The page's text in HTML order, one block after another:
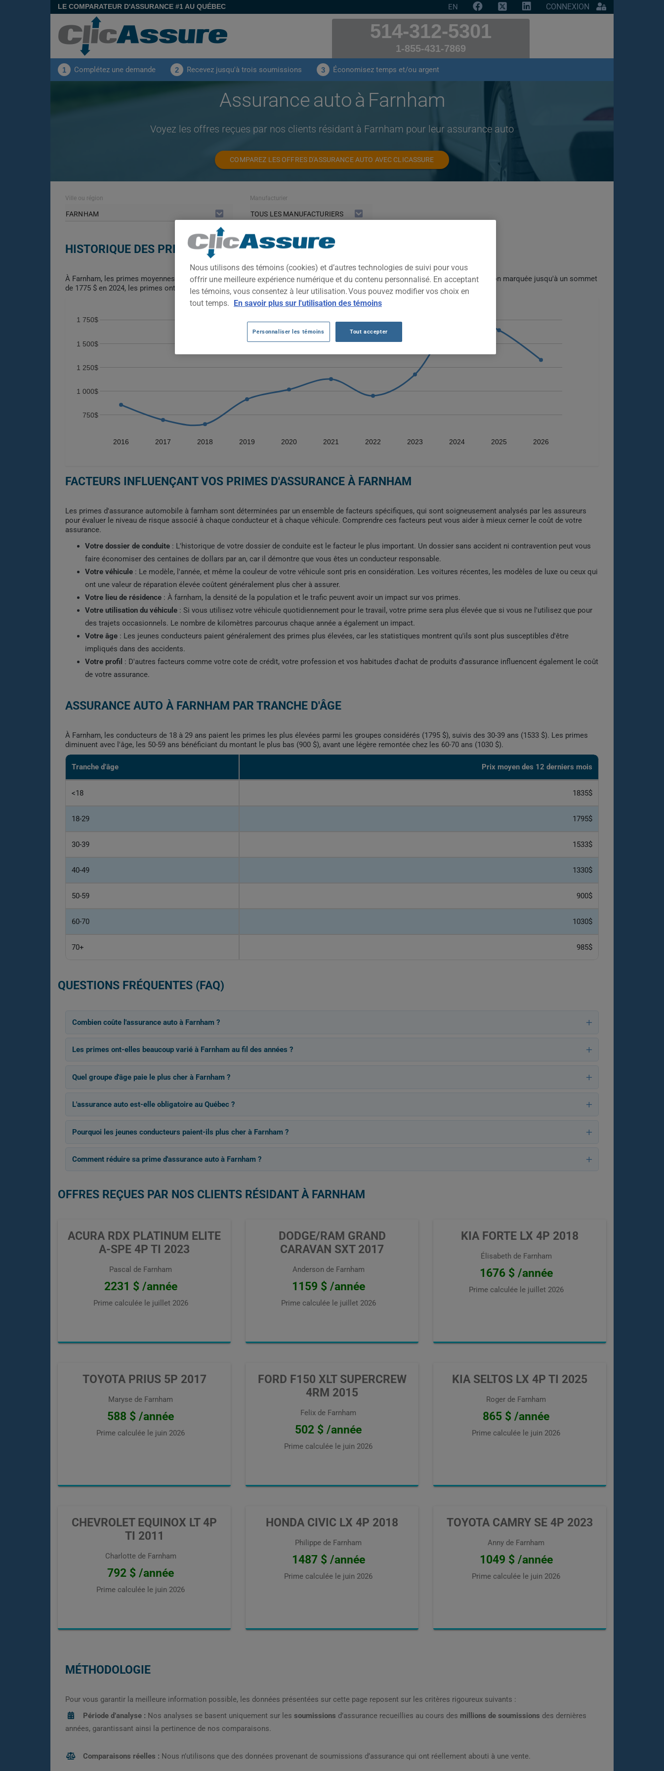
LE COMPARATEUR D'ASSURANCE #1 AU QUÉBEC EN CONNEXION
514-312-5301
1-855-431-7869
1 Complétez une demande 2 Recevez jusqu'à trois soumissions 3 Économisez temps et/ou argent
Assurance auto à Farnham
Voyez les offres reçues par nos clients résidant à Farnham pour leur assurance auto
COMPAREZ LES OFFRES D'ASSURANCE AUTO AVEC CLICASSURE
Ville ou région
FARNHAM
Manufacturier
TOUS LES MANUFACTURIERS
HISTORIQUE DES PRIMES ASSURANCES À FARNHAM (10 DERNIÈRES ANNÉES)
À Farnham, les primes moyennes d'assurance auto ont fluctué entre 2016 et 2026, passant de 858 $ à 1330 $. Après une progression marquée jusqu'à un sommet
de 1775 $ en 2024, les primes ont légèrement reculé pour s'établir à 1642 $ en 2025, puis à 1330 $ en 2026.
2016 2017 2018 2019 2020 2021 2022 2023 2024 2025 2026
750$
1 000$
1 250$
1 500$
1 750$
FACTEURS INFLUENÇANT VOS PRIMES D'ASSURANCE À FARNHAM
Les primes d'assurance automobile à farnham sont déterminées par un ensemble de facteurs spécifiques, qui sont soigneusement analysés par les assureurs
pour évaluer le niveau de risque associé à chaque conducteur et à chaque véhicule. Comprendre ces facteurs peut vous aider à mieux cerner le coût de votre
assurance.
Votre dossier de conduite : L'historique de votre dossier de conduite est le facteur le plus important. Un dossier sans accident ni contravention peut vous
faire économiser des centaines de dollars par an, car il démontre que vous êtes un conducteur responsable.
Votre véhicule : Le modèle, l'année, et même la couleur de votre véhicule sont pris en considération. Les voitures récentes, les modèles de luxe ou ceux qui
ont une valeur de réparation élevée coûtent généralement plus cher à assurer.
Votre lieu de résidence : À farnham, la densité de la population et le trafic peuvent avoir un impact sur vos primes.
Votre utilisation du véhicule : Si vous utilisez votre véhicule quotidiennement pour le travail, votre prime sera plus élevée que si vous ne l'utilisez que pour
des trajets occasionnels. Le nombre de kilomètres parcourus chaque année a également un impact.
Votre âge : Les jeunes conducteurs paient généralement des primes plus élevées, car les statistiques montrent qu'ils sont plus susceptibles d'être
impliqués dans des accidents.
Votre profil : D'autres facteurs comme votre cote de crédit, votre profession et vos habitudes d'achat de produits d'assurance influencent également le coût
de votre assurance.
ASSURANCE AUTO À FARNHAM PAR TRANCHE D'ÂGE
À Farnham, les conducteurs de 18 à 29 ans paient les primes les plus élevées parmi les groupes considérés (1795 $), suivis des 30-39 ans (1533 $). Les primes
diminuent avec l'âge, les 50-59 ans bénéficiant du montant le plus bas (900 $), avant une légère remontée chez les 60-70 ans (1030 $).
Tranche d’âge Prix ​​moyen des 12 derniers mois
<18 1835$
18-29 1795$
30-39 1533$
40-49 1330$
50-59 900$
60-70 1030$
70+ 985$
QUESTIONS FRÉQUENTES (FAQ)
Combien coûte l'assurance auto à Farnham ?
Les primes ont-elles beaucoup varié à Farnham au fil des années ?
Quel groupe d'âge paie le plus cher à Farnham ?
L'assurance auto est-elle obligatoire au Québec ?
Pourquoi les jeunes conducteurs paient-ils plus cher à Farnham ?
Comment réduire sa prime d'assurance auto à Farnham ?
OFFRES REÇUES PAR NOS CLIENTS RÉSIDANT À FARNHAM
ACURA RDX PLATINUM ELITE
A-SPE 4P TI 2023
Pascal de Farnham
2231 $ /année
Prime calculée le juillet 2026
DODGE/RAM GRAND
CARAVAN SXT 2017
Anderson de Farnham
1159 $ /année
Prime calculée le juillet 2026
KIA FORTE LX 4P 2018
Élisabeth de Farnham
1676 $ /année
Prime calculée le juillet 2026
TOYOTA PRIUS 5P 2017
Maryse de Farnham
588 $ /année
Prime calculée le juin 2026
FORD F150 XLT SUPERCREW
4RM 2015
Felix de Farnham
502 $ /année
Prime calculée le juin 2026
KIA SELTOS LX 4P TI 2025
Roger de Farnham
865 $ /année
Prime calculée le juin 2026
CHEVROLET EQUINOX LT 4P
TI 2011
Charlotte de Farnham
792 $ /année
Prime calculée le juin 2026
HONDA CIVIC LX 4P 2018
Philippe de Farnham
1487 $ /année
Prime calculée le juin 2026
TOYOTA CAMRY SE 4P 2023
Anny de Farnham
1049 $ /année
Prime calculée le juin 2026
MÉTHODOLOGIE
Pour vous garantir la meilleure information possible, les données présentées sur cette page reposent sur les critères rigoureux suivants :
Période d’analyse : Nos analyses se basent uniquement sur les soumissions d’assurance recueillies au cours des millions de soumissions des dernières
années, garantissant ainsi la pertinence de nos comparaisons.
Comparaisons réelles : Nous n’utilisons que des données provenant de soumissions d’assurance qui ont réellement abouti à une vente.
Nous utilisons des témoins (cookies) et d’autres technologies de suivi pour vous
offrir une meilleure expérience numérique et du contenu personnalisé. En acceptant
les témoins, vous consentez à leur utilisation. Vous pouvez modifier vos choix en
tout temps. En savoir plus sur l'utilisation des témoins
Personnaliser les témoins Tout accepter